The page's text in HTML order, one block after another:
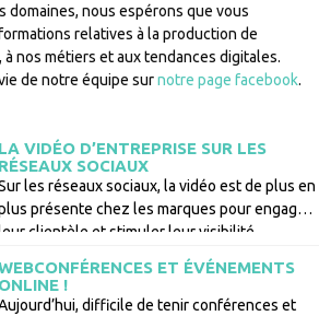
domaines, nous espérons que vous
relatives à la production de
nos métiers et aux tendances digitales.
de notre équipe surnotre page facebook.
LA VIDÉO D’ENTREPRISE SUR LES
RÉSEAUX SOCIAUX
les réseaux sociaux, la vidéo est de plus en
présente chez les marques pour engager
clientèle et stimuler leur visibilité.
ET ÉVÉNEMENTS
ONLINE !
difficile de tenir conférences et